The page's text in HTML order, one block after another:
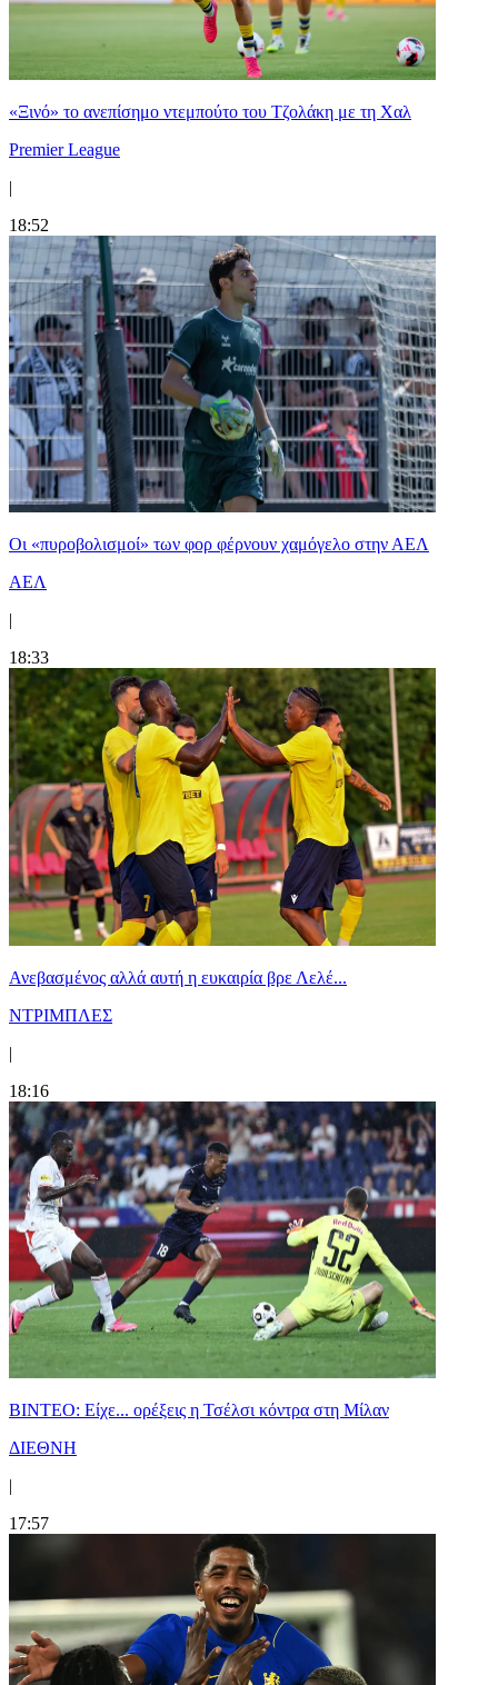
«Ξινό» το ανεπίσημο ντεμπούτο του Τζολάκη με τη Χαλ
Premier League
|
18:52
Οι «πυροβολισμοί» των φορ φέρνουν χαμόγελο στην ΑΕΛ
ΑΕΛ
|
18:33
Ανεβασμένος αλλά αυτή η ευκαιρία βρε Λελέ...
ΝΤΡΙΜΠΛΕΣ
|
18:16
BINTEO: Είχε... ορέξεις η Τσέλσι κόντρα στη Μίλαν
ΔΙΕΘΝΗ
|
17:57